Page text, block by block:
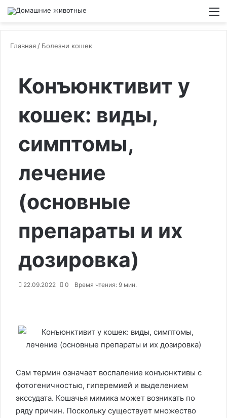
Главная / Болезни кошек
Конъюнктивит у
кошек: виды,
симптомы,
лечение
(основные
препараты и их
дозировка)
22.09.2022 0 Время чтения: 9 мин.
Сам термин означает воспаление конъюнктивы с
фотогеничностью, гиперемией и выделением
экссудата. Кошачья мимика может возникать по
ряду причин. Поскольку существует множество